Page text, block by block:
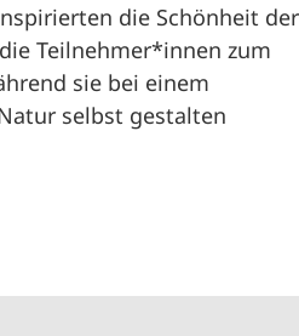
die Schönheit der
Teilnehmer*innen zum
sie bei einem
selbst gestalten